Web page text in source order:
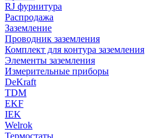
RJ фурнитура
Распродажа
Заземление
Проводник заземления
Комплект для контура заземления
Элементы заземления
Измерительные приборы
DeKraft
TDM
EKF
IEK
Welrok
Термостаты